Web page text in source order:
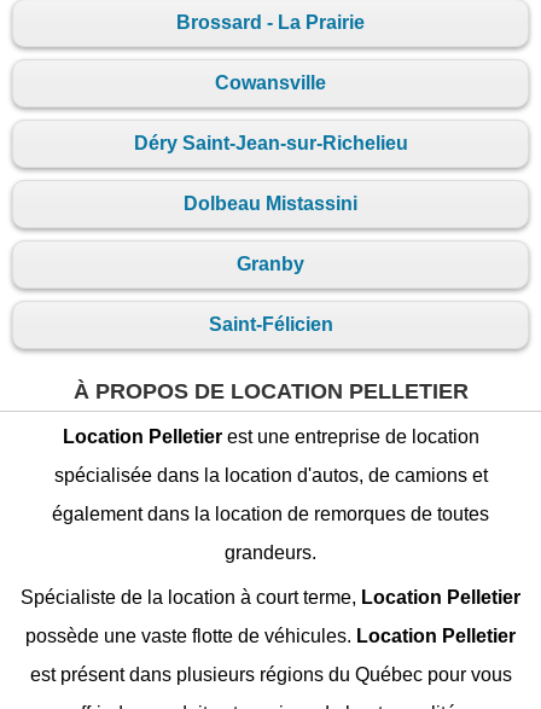
Brossard - La Prairie
Cowansville
Déry Saint-Jean-sur-Richelieu
Dolbeau Mistassini
Granby
Saint-Félicien
À PROPOS DE LOCATION PELLETIER
Location Pelletierest une entreprise de location
spécialisée dans la location d'autos, de camions et
également dans la location de remorques de toutes
grandeurs.
Spécialiste de la location à court terme, Location Pelletier
possède une vaste flotte de véhicules. Location Pelletier
est présent dans plusieurs régions du Québec pour vous